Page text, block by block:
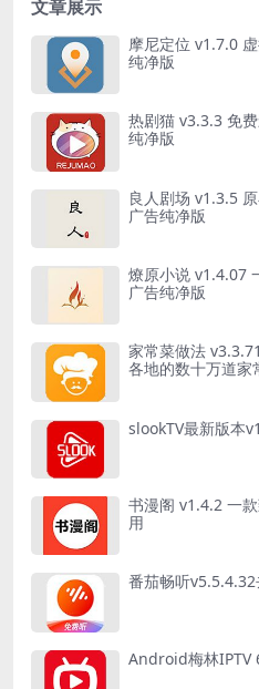
文章展示
摩尼定位 v1.7.0
纯净版
热剧猫 v3.3.3 免
纯净版
良人剧场 v1.3.5
广告纯净版
燎原小说 v1.4.07
广告纯净版
家常菜做法
各地的数十万道家
slookTV最新版本
书漫阁 v1.4.2 一
用
番茄畅听
Android梅林IPTV